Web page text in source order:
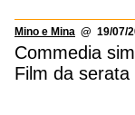
Mino e Mina @ 19/07/
Commedia
Film da